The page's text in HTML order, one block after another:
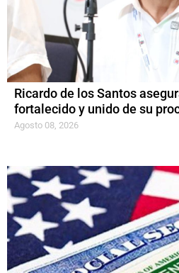
Ricardo de los Santos
fortalecido y unido de su
Agosto 08, 2026